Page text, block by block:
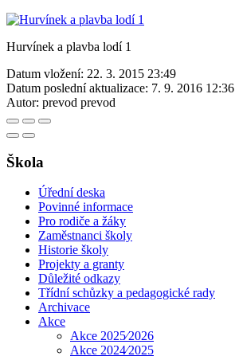
Hurvínek a plavba lodí 1
Datum vložení: 22. 3. 2015 23:49
Datum poslední aktualizace: 7. 9. 2016 12:36
Autor: prevod prevod
Škola
Úřední deska
Povinné informace
Pro rodiče a žáky
Zaměstnanci školy
Historie školy
Projekty a granty
Důležité odkazy
Třídní schůzky a pedagogické rady
Archivace
Akce
Akce 2025⁄2026
Akce 2024⁄2025